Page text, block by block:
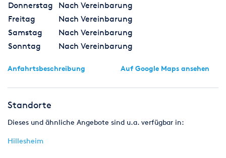
Donnerstag
Nach Vereinbarung
Freitag
Nach Vereinbarung
Samstag
Nach Vereinbarung
Sonntag
Nach Vereinbarung
Anfahrtsbeschreibung Auf Google Maps ansehen
Standorte
Dieses und ähnliche Angebote sind u.a. verfügbar in:
Hillesheim